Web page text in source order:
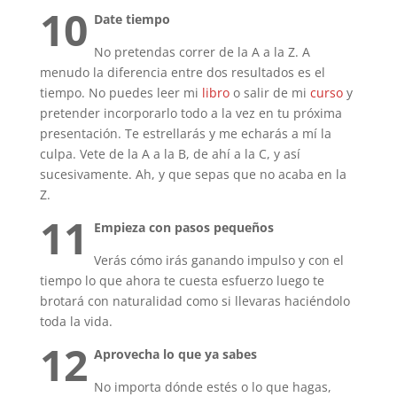
10 Date tiempo
No pretendas correr de la A a la Z. A
menudo la diferencia entre dos resultados es el
tiempo. No puedes leer mi libroo salir de mi cursoy
pretender incorporarlo todo a la vez en tu próxima
presentación. Te estrellarás y me echarás a mí la
culpa. Vete de la A a la B, de ahí a la C, y así
sucesivamente. Ah, y que sepas que no acaba en la
Z.
11
Empieza con pasos pequeños
Verás cómo irás ganando impulso y con el
tiempo lo que ahora te cuesta esfuerzo luego te
brotará con naturalidad como si llevaras haciéndolo
toda la vida.
12 Aprovecha lo que ya sabes
No importa dónde estés o lo que hagas,